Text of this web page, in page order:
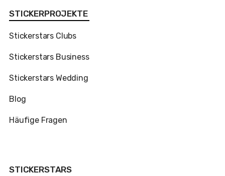
STICKERPROJEKTE
Stickerstars Clubs
Stickerstars Business
Stickerstars Wedding
Blog
Häufige Fragen
STICKERSTARS